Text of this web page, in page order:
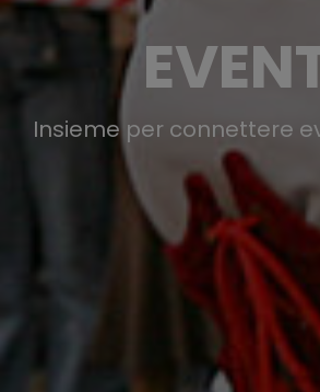
Insieme per connettere